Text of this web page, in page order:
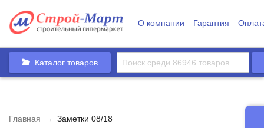
О компании Гарантия
Каталог товаров
Главная → Заметки 08/18